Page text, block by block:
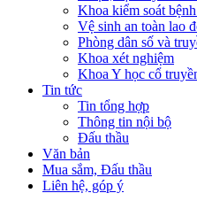
Khoa kiểm soát
Vệ sinh an toàn lao
Phòng dân số và
Khoa xét nghiệm
Khoa Y học cổ
Tin tức
Tin tổng hợp
Thông tin nội bộ
Đấu thầu
Văn bản
Mua sắm, Đấu thầu
Liên hệ, góp ý